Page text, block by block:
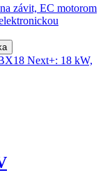
závit, EC motorom